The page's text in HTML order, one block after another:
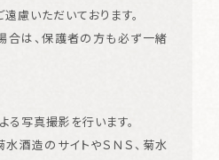
慮いただいております。
合は、保護者の方も必ず一緒
る写真撮影を行います。
酒造のサイトやＳＮＳ、菊水